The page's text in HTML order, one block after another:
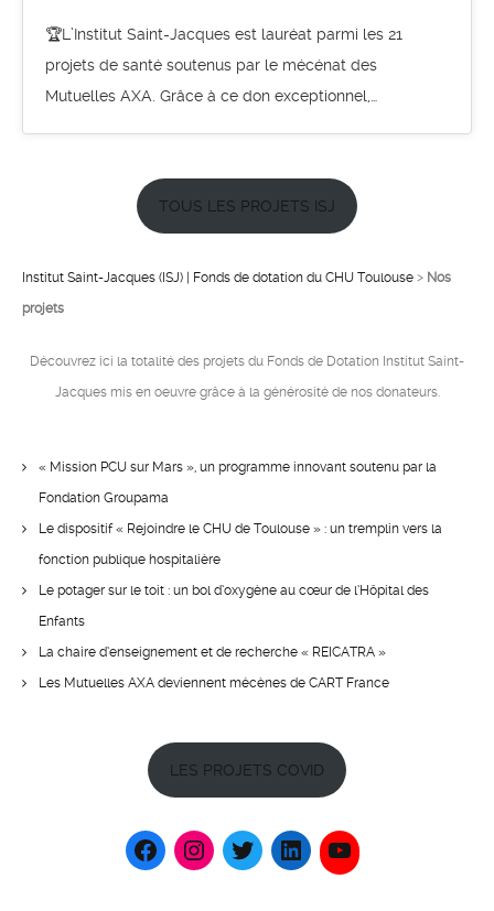
🏆L’Institut Saint-Jacques est lauréat parmi les 21
projets de santé soutenus par le mécénat des
Mutuelles AXA. Grâce à ce don exceptionnel,…
TOUS LES PROJETS ISJ
Institut Saint-Jacques (ISJ) | Fonds de dotation du CHU Toulouse > Nos
projets
Découvrez ici la totalité des projets du Fonds de Dotation Institut Saint-
Jacques mis en oeuvre grâce à la générosité de nos donateurs.
« Mission PCU sur Mars », un programme innovant soutenu par la
Fondation Groupama
Le dispositif « Rejoindre le CHU de Toulouse » : un tremplin vers la
fonction publique hospitalière
Le potager sur le toit : un bol d’oxygène au cœur de l’Hôpital des
Enfants
La chaire d’enseignement et de recherche « REICATRA »
Les Mutuelles AXA deviennent mécènes de CART France
LES PROJETS COVID